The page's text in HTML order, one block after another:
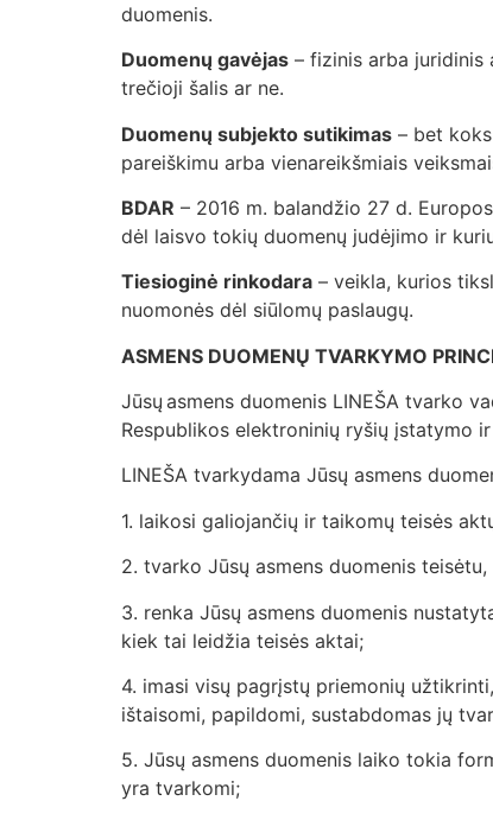
duomenis.
Duomenų gavėjas – fizinis arba juridinis
trečioji šalis ar ne.
Duomenų subjekto sutikimas – bet
pareiškimu arba vienareikšmiais
BDAR – 2016 m. balandžio 27 d.
dėl laisvo tokių duomenų judėjimo ir
Tiesioginė rinkodara – veikla, kurios
nuomonės dėl siūlomų paslaugų.
ASMENS DUOMENŲ TVARKYMO
Jūsų asmens duomenis LINEŠA tvarko
Respublikos elektroninių ryšių įstatymo
LINEŠA tvarkydama Jūsų asmens
1. laikosi galiojančių ir taikomų teisės
2. tvarko Jūsų asmens duomenis
3. renka Jūsų asmens duomenis
kiek tai leidžia teisės aktai;
4. imasi visų pagrįstų priemonių
ištaisomi, papildomi, sustabdomas jų
5. Jūsų asmens duomenis laiko tokia
yra tvarkomi;